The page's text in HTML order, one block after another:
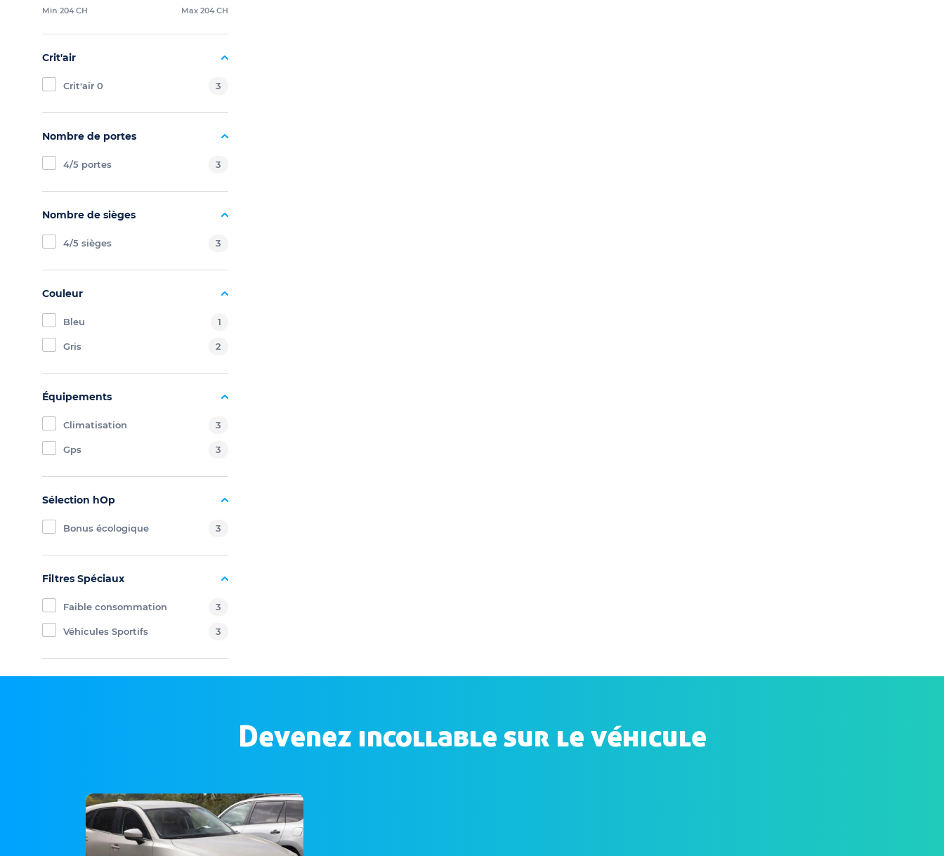
Min 204 CH Max 204 CH
Crit'air
Crit'air 0 3
Nombre de portes
4/5 portes 3
Nombre de sièges
4/5 sièges 3
Couleur
Bleu 1
Gris 2
Équipements
Climatisation 3
Gps 3
Sélection hOp
Bonus écologique 3
Filtres Spéciaux
Faible consommation 3
Véhicules Sportifs 3
Devenez incollable sur le véhicule